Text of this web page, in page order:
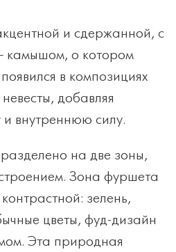
и сдержанной, с
камышом, о котором
в композициях
добавляя
внутреннюю силу.
на две зоны,
Зона фуршета
зелень,
цветы, фуд-дизайн
Эта природная